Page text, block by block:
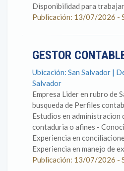
Disponibilidad para trabajar
Publicación: 13/07/2026 -
GESTOR
Ubicación: San Salvador |
Salvador
Empresa Lider en rubro de
busqueda de Perfiles
Estudios en administracion
contaduria o afines -
Experiencia en
Experiencia en manejo de
Publicación: 13/07/2026 -